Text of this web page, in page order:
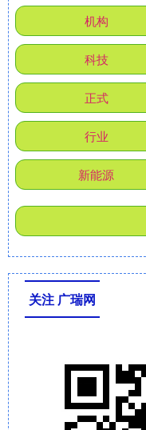
机构
科技
正式
行业
新能源
关注 广瑞网